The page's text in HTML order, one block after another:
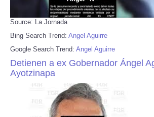
Source: La Jornada
Bing Search Trend: Angel Aguirre
Google Search Trend: Angel Aguirre
Detienen a ex Gobernador Ángel
Ayotzinapa